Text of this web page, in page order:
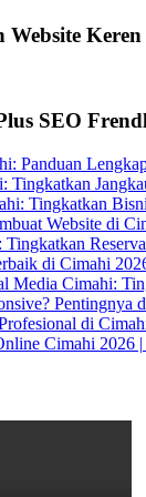
Website Keren
SEO
Panduan
Tingkatkan
Tingkatkan
Website di
Tingkatkan
di Cimahi
Media Cimahi:
Pentingnya
di
Cimahi 2026